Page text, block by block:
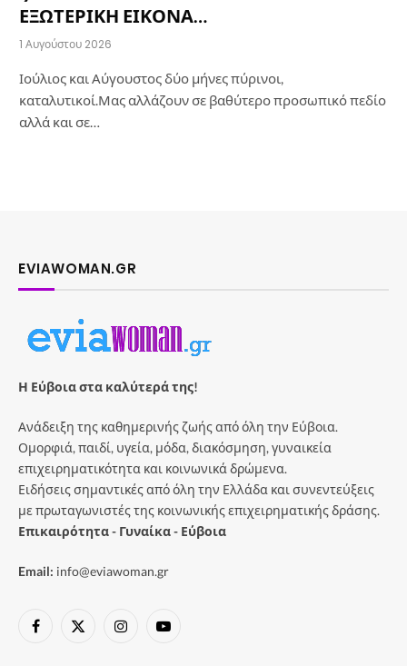
ΕΞΩΤΕΡΙΚΗ ΕΙΚΟΝΑ…
1 Αυγούστου 2026
Ιούλιος και Αύγουστος δύο μήνες πύρινοι,
καταλυτικοί.Μας αλλάζουν σε βαθύτερο προσωπικό πεδίο
αλλά και σε…
EVIAWOMAN.GR
Η Εύβοια στα καλύτερά της!
Ανάδειξη της καθημερινής ζωής από όλη την Εύβοια.
Ομορφιά, παιδί, υγεία, μόδα, διακόσμηση, γυναικεία
επιχειρηματικότητα και κοινωνικά δρώμενα.
Ειδήσεις σημαντικές από όλη την Ελλάδα και συνεντεύξεις
με πρωταγωνιστές της κοινωνικής επιχειρηματικής δράσης.
Επικαιρότητα - Γυναίκα - Εύβοια
Email: info@eviawoman.gr
Facebook
X
InstagramYouTube